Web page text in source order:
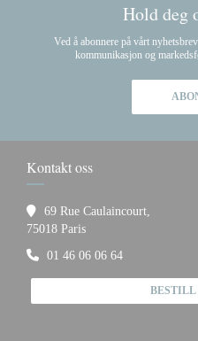
Hold deg
Ved å abonnere på vårt
kommunikasjon og
Kontakt oss
69 Rue Caulaincourt,
75018 Paris((åpner i et nytt vindu))
01 46 06 06 64
BESTILL